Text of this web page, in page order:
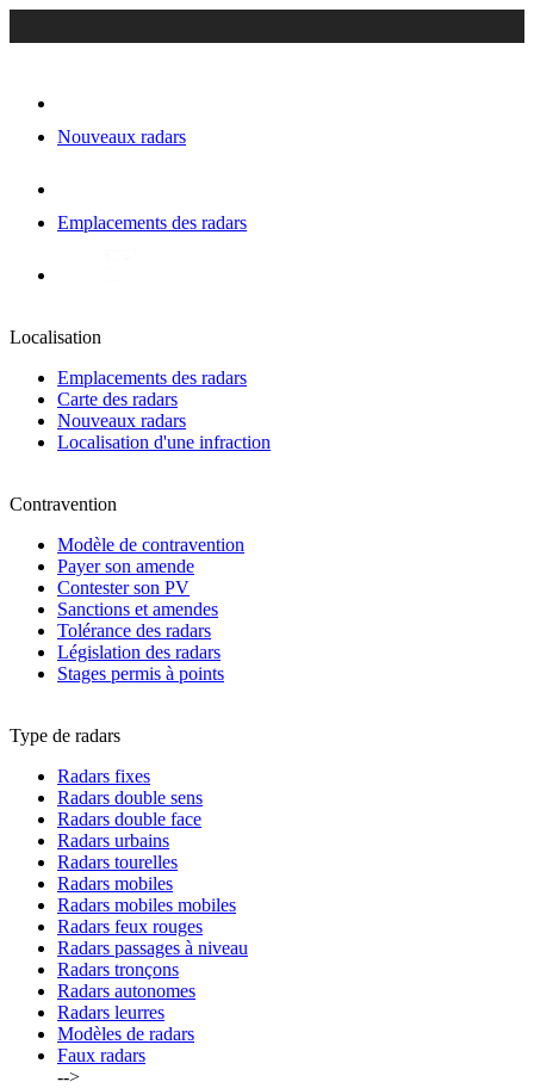
Nouveaux radars
Emplacements des radars
Localisation
Emplacements des radars
Carte des radars
Nouveaux radars
Localisation d'une infraction
Contravention
Modèle de contravention
Payer son amende
Contester son PV
Sanctions et amendes
Tolérance des radars
Législation des radars
Stages permis à points
Type de radars
Radars fixes
Radars double sens
Radars double face
Radars urbains
Radars tourelles
Radars mobiles
Radars mobiles mobiles
Radars feux rouges
Radars passages à niveau
Radars tronçons
Radars autonomes
Radars leurres
Modèles de radars
Faux radars
-->